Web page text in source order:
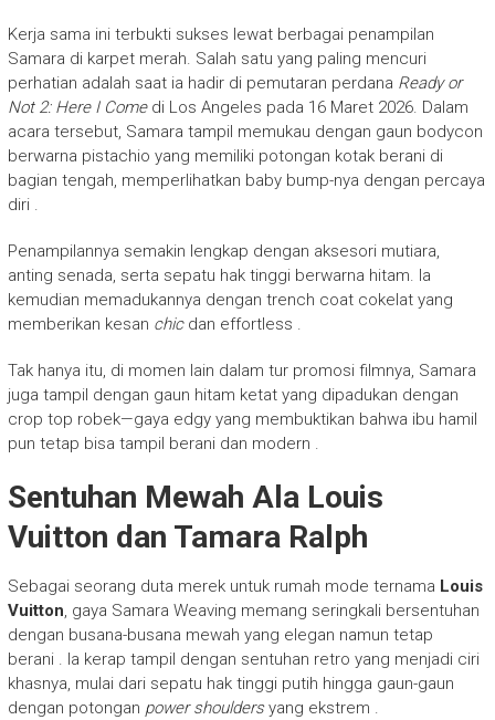
Kerja sama ini terbukti sukses lewat berbagai penampilan
Samara di karpet merah. Salah satu yang paling mencuri
perhatian adalah saat ia hadir di pemutaran perdana Ready or
Not 2: Here I Comedi Los Angeles pada 16 Maret 2026. Dalam
acara tersebut, Samara tampil memukau dengan gaun bodycon
berwarna pistachio yang memiliki potongan kotak berani di
bagian tengah, memperlihatkan baby bump-nya dengan percaya
diri .
Penampilannya semakin lengkap dengan aksesori mutiara,
anting senada, serta sepatu hak tinggi berwarna hitam. Ia
kemudian memadukannya dengan trench coat cokelat yang
memberikan kesan chicdan effortless .
Tak hanya itu, di momen lain dalam tur promosi filmnya, Samara
juga tampil dengan gaun hitam ketat yang dipadukan dengan
crop top robek—gaya edgy yang membuktikan bahwa ibu hamil
pun tetap bisa tampil berani dan modern .
Sentuhan Mewah Ala Louis
Vuitton dan Tamara Ralph
Sebagai seorang duta merek untuk rumah mode ternama Louis
Vuitton, gaya Samara Weaving memang seringkali bersentuhan
dengan busana-busana mewah yang elegan namun tetap
berani . Ia kerap tampil dengan sentuhan retro yang menjadi ciri
khasnya, mulai dari sepatu hak tinggi putih hingga gaun-gaun
dengan potongan power shouldersyang ekstrem .